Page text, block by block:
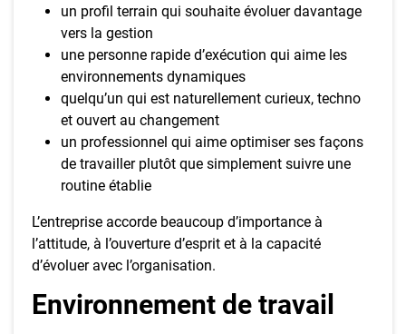
un profil terrain qui souhaite évoluer davantage
vers la gestion
une personne rapide d’exécution qui aime les
environnements dynamiques
quelqu’un qui est naturellement curieux, techno
et ouvert au changement
un professionnel qui aime optimiser ses façons
de travailler plutôt que simplement suivre une
routine établie
L’entreprise accorde beaucoup d’importance à
l’attitude, à l’ouverture d’esprit et à la capacité
d’évoluer avec l’organisation.
Environnement de travail